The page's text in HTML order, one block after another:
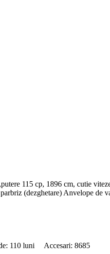
115 cp, 1896 cm, cutie
(dezghetare) Anvelope
110 luni Accesari: 8685